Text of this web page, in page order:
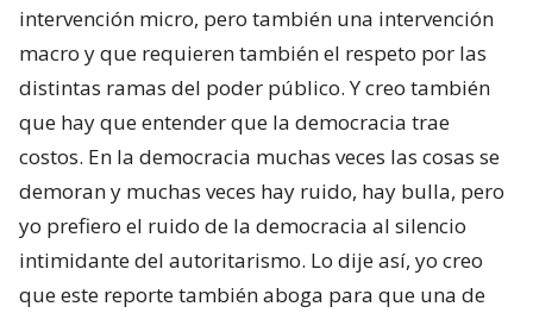
intervención micro, pero también una intervención
macro y que requieren también el respeto por las
distintas ramas del poder público. Y creo también
que hay que entender que la democracia trae
costos. En la democracia muchas veces las cosas se
demoran y muchas veces hay ruido, hay bulla, pero
yo prefiero el ruido de la democracia al silencio
intimidante del autoritarismo. Lo dije así, yo creo
que este reporte también aboga para que una de